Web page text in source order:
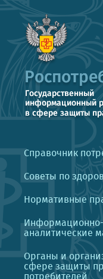
Справочник
Советы по
Нормативные
Информационно-
аналитические
Органы и
сфере защиты